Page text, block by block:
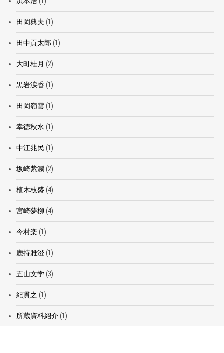
田岡典夫 (1)
田中貢太郎 (1)
大町桂月 (2)
黒岩涙香(1)
田岡嶺雲(1)
幸徳秋水 (1)
中江兆民 (1)
坂崎紫瀾 (2)
植木枝盛 (4)
宮崎夢柳 (4)
今村楽 (1)
鹿持雅澄(1)
五山文学(3)
紀貫之 (1)
所蔵資料紹介(1)